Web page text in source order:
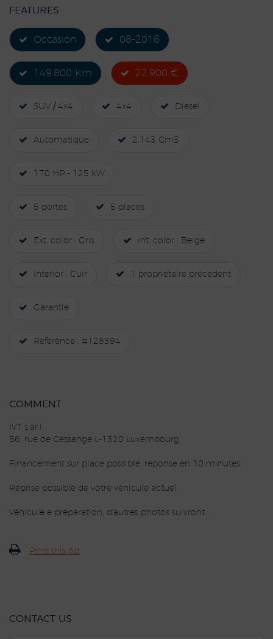
FEATURES
Occasion 08-2016
149.800 Km 22.900 €
SUV / 4x4 4x4 Diesel
Automatique 2.143 Cm3
170 HP - 125 kW
5 portes 5 places
Ext. color : Gris Int. color : Beige
Interior : Cuir 1 propriétaire précédent
Garantie
Reference : #128394
COMMENT
IVT s.àr.l
56, rue de Cessange L-1320 Luxembourg.
Financement sur place possible, réponse en 10 minutes.
Reprise possible de votre véhicule actuel.
Véhicule e préparation, d'autres photos suivront.
Print this Ad
CONTACT US